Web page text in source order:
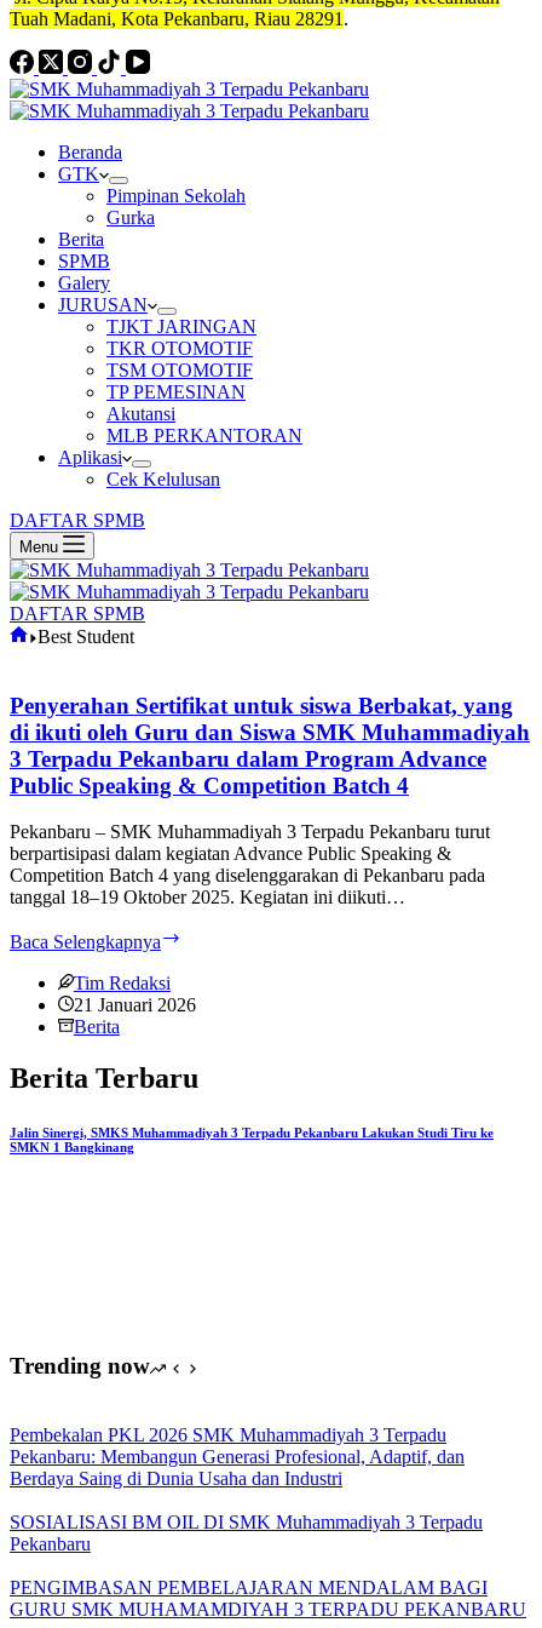
Tuah Madani, Kota Pekanbaru, Riau 28291 .
Beranda
GTK
Pimpinan Sekolah
Gurka
Berita
SPMB
Galery
JURUSAN
TJKT JARINGAN
TKR OTOMOTIF
TSM OTOMOTIF
TP PEMESINAN
Akutansi
MLB PERKANTORAN
Aplikasi
Cek Kelulusan
DAFTAR SPMB
Menu
DAFTAR SPMB
Home
Best Student
Penyerahan Sertifikat untuk siswa Berbakat, yang
di ikuti oleh Guru dan Siswa SMK Muhammadiyah
3 Terpadu Pekanbaru dalam Program Advance
Public Speaking & Competition Batch 4
Pekanbaru – SMK Muhammadiyah 3 Terpadu Pekanbaru turut
berpartisipasi dalam kegiatan Advance Public Speaking &
Competition Batch 4 yang diselenggarakan di Pekanbaru pada
tanggal 18–19 Oktober 2025. Kegiatan ini diikuti…
Baca Selengkapnya
siswa
ikuti
Guru
Public
Competition
Batch
4
Tim Redaksi
21 Januari 2026
Berita
Berita Terbaru
Jalin Sinergi, SMKS Muhammadiyah 3 Terpadu Pekanbaru Lakukan Studi Tiru ke
SMKN 1 Bangkinang
Trending now
Pembekalan PKL 2026 SMK Muhammadiyah 3 Terpadu
Pekanbaru: Membangun Generasi Profesional, Adaptif, dan
Berdaya Saing di Dunia Usaha dan Industri
SOSIALISASI BM OIL DI SMK Muhammadiyah 3 Terpadu
Pekanbaru
PENGIMBASAN PEMBELAJARAN MENDALAM BAGI
GURU SMK MUHAMAMDIYAH 3 TERPADU PEKANBARU